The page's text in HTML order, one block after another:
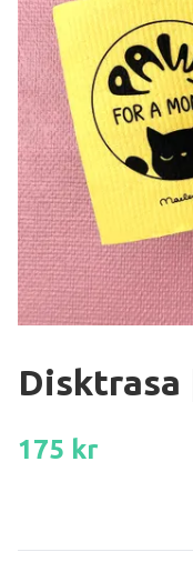
Disktrasa
175 kr